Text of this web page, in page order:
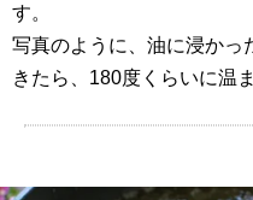
す。
写真のように、油に浸かっ
きたら、180度くらいに温